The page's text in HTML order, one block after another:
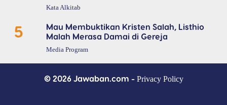
Kata Alkitab
5
Mau Membuktikan Kristen Salah, Listhio
Malah Merasa Damai di Gereja
Media Program
© 2026 Jawaban.com - Privacy Policy